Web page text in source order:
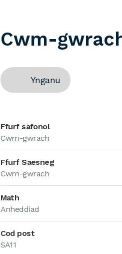
Cwm-
Ynganu
Ffurf safonol
Cwm-gwrach
Ffurf Saesneg
Cwm-gwrach
Math
Anheddiad
Cod post
SA11